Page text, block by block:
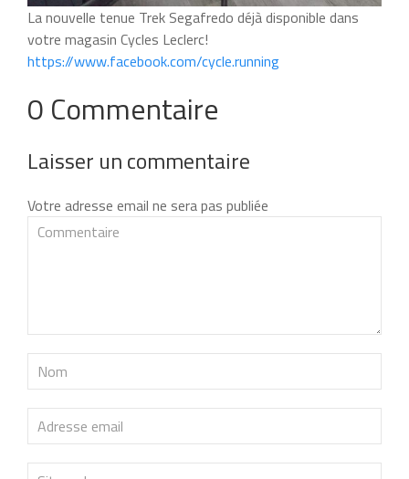
La nouvelle tenue Trek Segafredo déjà disponible dans
votre magasin Cycles Leclerc!
https://www.facebook.com/cycle.running
0 Commentaire
Laisser un commentaire
Votre adresse email ne sera pas publiée